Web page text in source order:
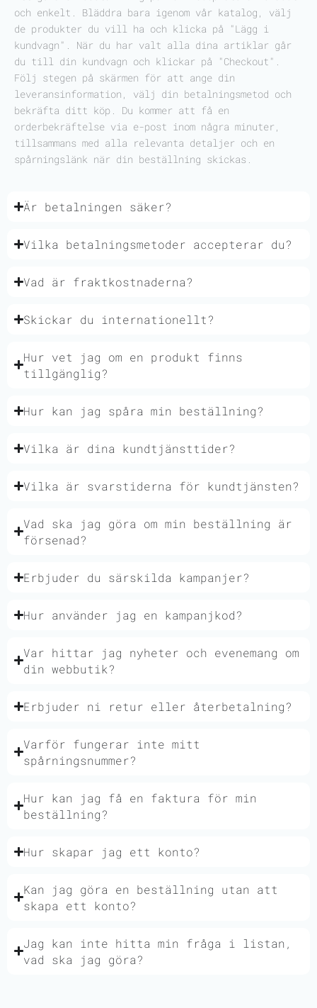
och enkelt. Bläddra bara igenom vår katalog, välj
de produkter du vill ha och klicka på "Lägg i
kundvagn". När du har valt alla dina artiklar går
du till din kundvagn och klickar på "Checkout".
Följ stegen på skärmen för att ange din
leveransinformation, välj din betalningsmetod och
bekräfta ditt köp. Du kommer att få en
orderbekräftelse via e-post inom några minuter,
tillsammans med alla relevanta detaljer och en
spårningslänk när din beställning skickas.
Är betalningen säker?
Vilka betalningsmetoder accepterar du?
Vad är fraktkostnaderna?
Skickar du internationellt?
Hur vet jag om en produkt finns
tillgänglig?
Hur kan jag spåra min beställning?
Vilka är dina kundtjänsttider?
Vilka är svarstiderna för kundtjänsten?
Vad ska jag göra om min beställning är
försenad?
Erbjuder du särskilda kampanjer?
Hur använder jag en kampanjkod?
Var hittar jag nyheter och evenemang om
din webbutik?
Erbjuder ni retur eller återbetalning?
Varför fungerar inte mitt
spårningsnummer?
Hur kan jag få en faktura för min
beställning?
Hur skapar jag ett konto?
Kan jag göra en beställning utan att
skapa ett konto?
Jag kan inte hitta min fråga i listan,
vad ska jag göra?